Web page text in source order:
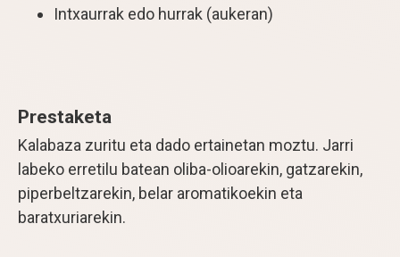
Intxaurrak edo hurrak (aukeran)
Prestaketa
Kalabaza zuritu eta dado ertainetan moztu. Jarri
labeko erretilu batean oliba-olioarekin, gatzarekin,
piperbeltzarekin, belar aromatikoekin eta
baratxuriarekin.